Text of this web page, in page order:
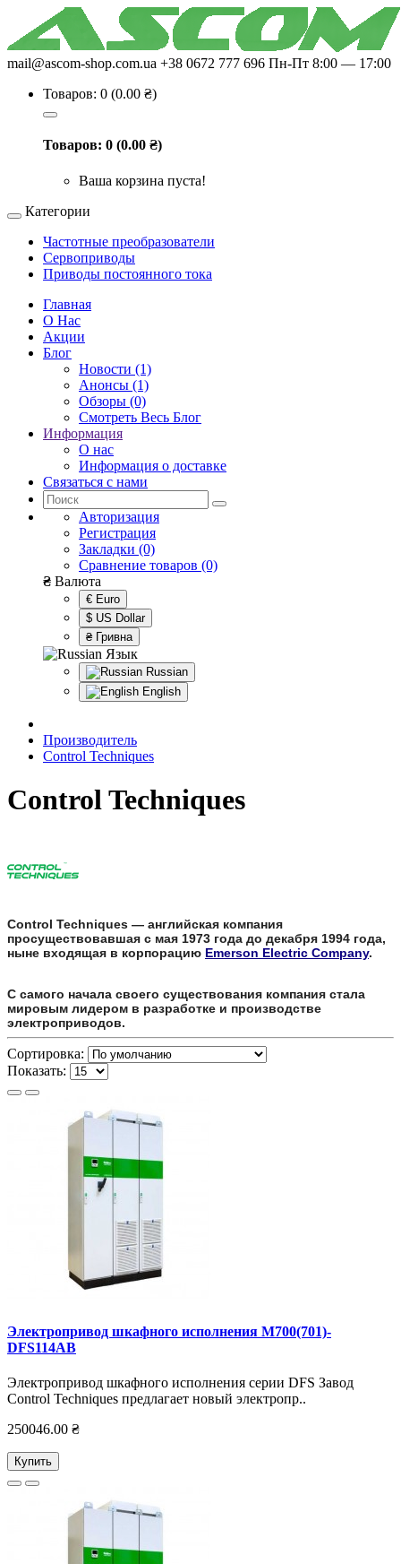
mail@ascom-shop.com.ua +38 0672 777 696 Пн-Пт 8:00 — 17:00
Товаров: 0 (0.00 ₴)
Товаров: 0 (0.00 ₴)
Ваша корзина пуста!
Категории
Частотные преобразователи
Сервоприводы
Приводы постоянного тока
Главная
О Нас
Акции
Блог
Новости (1)
Анонсы (1)
Обзоры (0)
Смотреть Весь Блог
Информация
О нас
Информация о доставке
Связаться с нами
Авторизация
Регистрация
Закладки (0)
Сравнение товаров (0)
₴ Валюта
€ Euro
$ US Dollar
₴ Гривна
Язык
Russian
English
Производитель
Control Techniques
Control Techniques
Control Techniques — английская компания
просуществовавшая с мая 1973 года до декабря 1994 года,
ныне входящая в корпорацию Emerson Electric Company.
С самого начала своего существования компания стала
мировым лидером в разработке и производстве
электроприводов.
Сортировка:
Показать:
Электропривод шкафного исполнения M700(701)-
DFS114AB
Электропривод шкафного исполнения серии DFS Завод
Control Techniques предлагает новый электропр..
250046.00 ₴
Купить